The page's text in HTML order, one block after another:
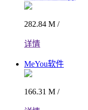
282.84 M /
详情
MeYou软件
166.31 M /